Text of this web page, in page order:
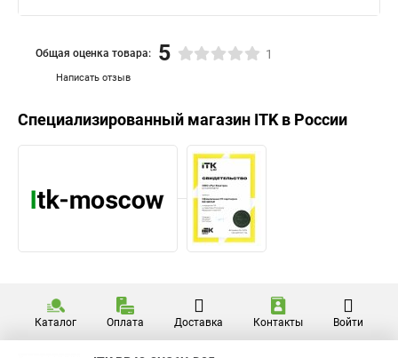
Написать отзыв
Общая оценка товара: 5 1
Специализированный магазин ITKв России
Каталог Оплата Доставка Контакты Войти